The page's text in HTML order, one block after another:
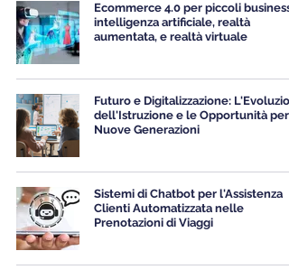
Ecommerce 4.0 per piccoli business:
intelligenza artificiale, realtà
aumentata, e realtà virtuale
Futuro e Digitalizzazione:
dell'Istruzione e le Opportunità per
Nuove Generazioni
Sistemi di Chatbot per l'Assistenza
Clienti Automatizzata nelle
Prenotazioni di Viaggi